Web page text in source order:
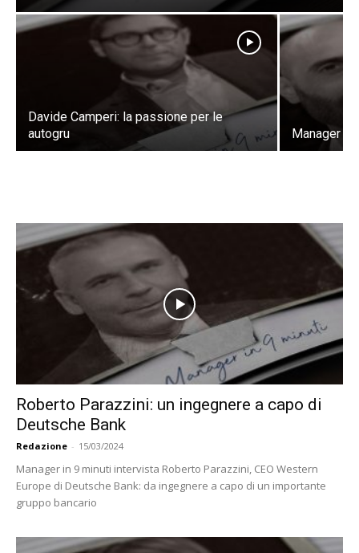
Davide Camperi: la passione per le
autogru
Manager
Roberto Parazzini: un ingegnere a capo di
Deutsche Bank
Redazione - 15/03/2024
Manager in 9 minuti intervista Roberto Parazzini, CEO Western
Europe di Deutsche Bank: da ingegnere a capo di un importante
gruppo bancario